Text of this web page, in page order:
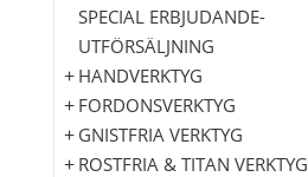
SPECIAL ERBJUDANDE-
UTFÖRSÄLJNING
HANDVERKTYG
FORDONSVERKTYG
GNISTFRIA VERKTYG
ROSTFRIA & TITAN VERKTYG